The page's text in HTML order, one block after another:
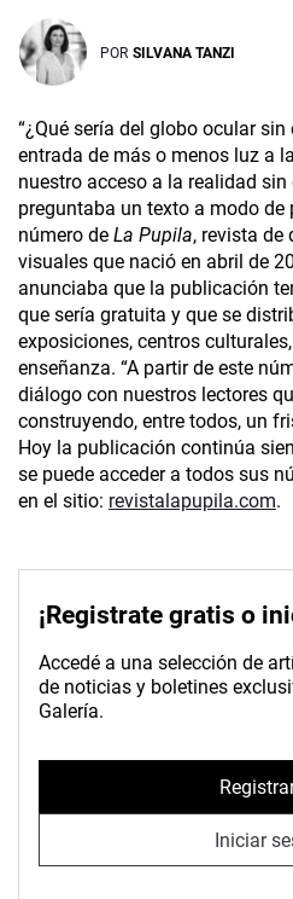
POR SILVANA TANZI
“¿Qué sería del globo ocular
entrada de más o menos luz a
nuestro acceso a la realidad sin
preguntaba un texto a modo de
número de La Pupila, revista de
visuales que nació en abril de
anunciaba que la publicación
que sería gratuita y que se
exposiciones, centros
enseñanza. “A partir de este
diálogo con nuestros lectores
construyendo, entre todos, un
Hoy la publicación continúa
se puede acceder a todos sus
en el sitio: revistalapupila.com.
¡Registrate gratis o
Accedé a una selección de
de noticias y boletines
Galería.
Iniciar